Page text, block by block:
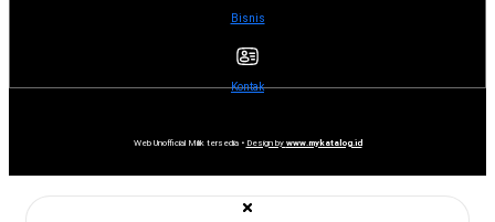
Bisnis
Kontak
Web Unofficial Milik tersedia • Design by www.mykatalog.id